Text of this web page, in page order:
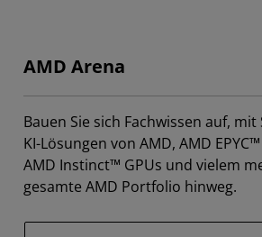
AMD Arena
Bauen Sie sich Fachwissen auf,
KI-Lösungen von AMD, AMD
AMD Instinct™ GPUs und vielem
gesamte AMD Portfolio hinweg.